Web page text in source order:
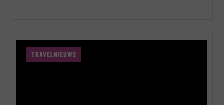
TRAVELNIEUWS